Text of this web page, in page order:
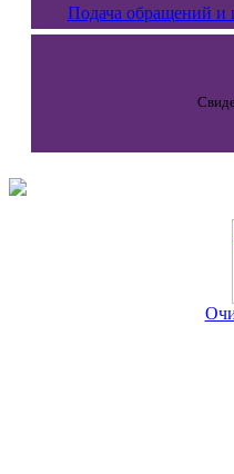
Подача обращений и